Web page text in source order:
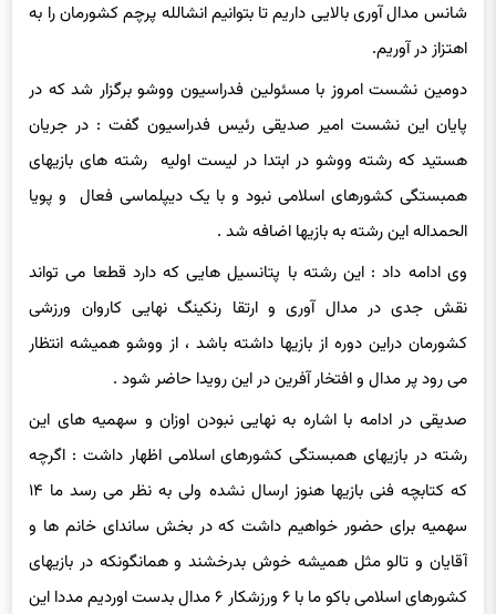
اهتزاز در آوریم.
دومین نشست امروز با مسئولین فدراسیون ووشو برگزار شد که در
پایان این نشست امیر صدیقی رئیس فدراسیون گفت : در جریان
هستید که رشته ووشو در ابتدا در لیست اولیه رشته های بازیهای
همبستگی کشورهای اسلامی نبود و با یک دیپلماسی فعال و پویا
الحمداله این رشته به بازیها اضافه شد .
وی ادامه داد : این رشته با پتانسیل هایی که دارد قطعا می تواند
نقش جدی در مدال آوری و ارتقا رنکینگ نهایی کاروان ورزشی
کشورمان دراین دوره از بازیها داشته باشد ، از ووشو همیشه انتظار
می رود پر مدال و افتخار آفرین در این رویدا حاضر شود .
صدیقی در ادامه با اشاره به نهایی نبودن اوزان و سهمیه های این
رشته در بازیهای همبستگی کشورهای اسلامی اظهار داشت : اگرچه
که کتابچه فنی بازیها هنوز ارسال نشده ولی به نظر می رسد ما ۱۴
سهمیه برای حضور خواهیم داشت که در بخش ساندای خانم ها و
آقایان و تالو مثل همیشه خوش بدرخشند و همانگونکه در بازیهای
کشورهای اسلامی باکو ما با ۶ ورزشکار ۶ مدال بدست اوردیم مددا این
افتخارات را تکرار کنیم .